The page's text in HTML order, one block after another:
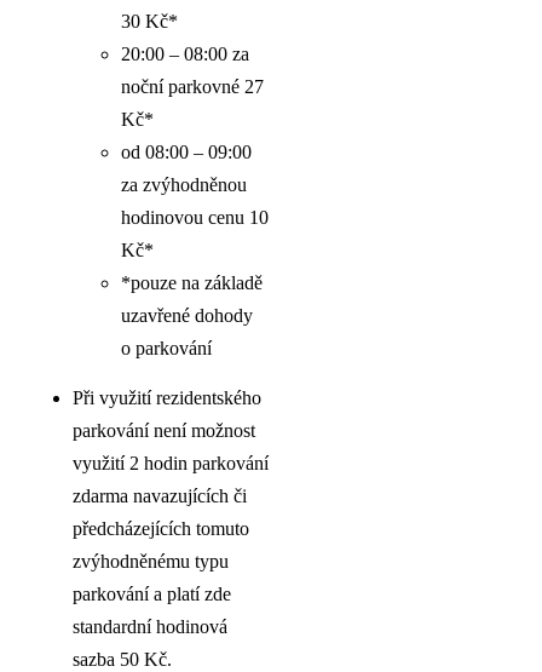
30 Kč*
20:00 – 08:00 za
noční parkovné 27
Kč*
od 08:00 – 09:00
za zvýhodněnou
hodinovou cenu 10
Kč*
*pouze na základě
uzavřené dohody
o parkování
Při využití rezidentského
parkování není možnost
využití 2 hodin parkování
zdarma navazujících či
předcházejících tomuto
zvýhodněnému typu
parkování a platí zde
standardní hodinová
sazba 50 Kč.